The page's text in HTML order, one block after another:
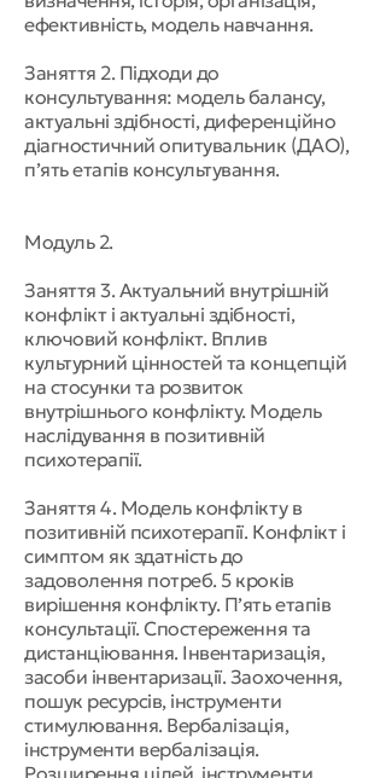
ефективність, модель навчання.
Заняття 2. Підходи до
консультування: модель балансу,
актуальні здібності, диференційно
діагностичний опитувальник (ДАО),
п’ять етапів консультування.
Модуль 2.
Заняття 3. Актуальний внутрішній
конфлікт і актуальні здібності,
ключовий конфлікт. Вплив
культурний цінностей та концепцій
на стосунки та розвиток
внутрішнього конфлікту. Модель
наслідування в позитивній
психотерапії.
Заняття 4. Модель конфлікту в
позитивній психотерапії. Конфлікт і
симптом як здатність до
задоволення потреб. 5 кроків
вирішення конфлікту. П’ять етапів
консультації. Спостереження та
дистанціювання. Інвентаризація,
засоби інвентаризації. Заохочення,
пошук ресурсів, інструменти
стимулювання. Вербалізація,
інструменти вербалізація.
Розширення цілей, інструменти